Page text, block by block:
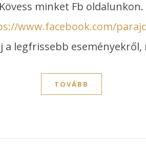
Kövess minket Fb oldalunkon.
www.facebook.com/
a legfrissebb eseményekről,
TOVÁBB